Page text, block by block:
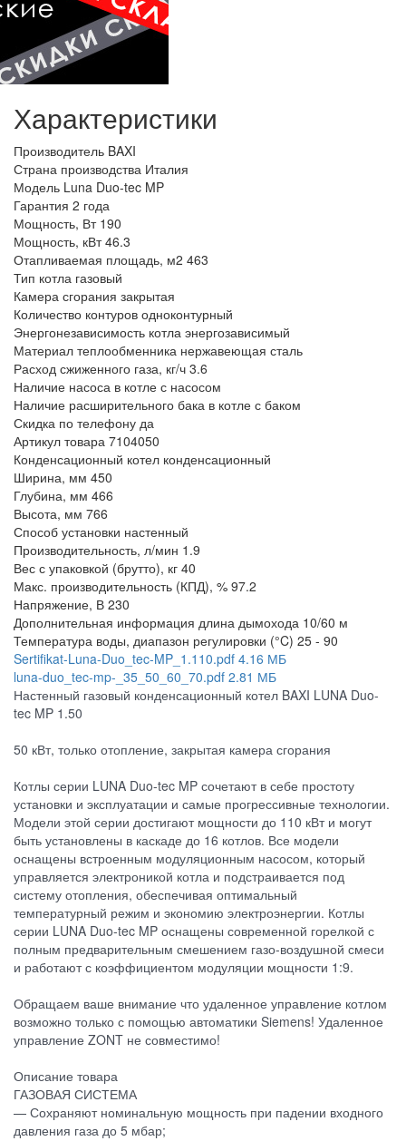
Характеристики
Производитель BAXI
Страна производства Италия
Модель Luna Duo-tec MP
Гарантия 2 года
Мощность, Вт 190
Мощность, кВт 46.3
Отапливаемая площадь, м2 463
Тип котла газовый
Камера сгорания закрытая
Количество контуров одноконтурный
Энергонезависимость котла энергозависимый
Материал теплообменника нержавеющая сталь
Расход сжиженного газа, кг/ч 3.6
Наличие насоса в котле с насосом
Наличие расширительного бака в котле с баком
Скидка по телефону да
Артикул товара 7104050
Конденсационный котел конденсационный
Ширина, мм 450
Глубина, мм 466
Высота, мм 766
Способ установки настенный
Производительность, л/мин 1.9
Вес с упаковкой (брутто), кг 40
Макс. производительность (КПД), % 97.2
Напряжение, В 230
Дополнительная информация длина дымохода 10/60 м
Температура воды, диапазон регулировки (°C) 25 - 90
Sertifikat-Luna-Duo_tec-MP_1.110.pdf 4.16 МБ
luna-duo_tec-mp-_35_50_60_70.pdf 2.81 МБ
Настенный газовый конденсационный котел BAXI LUNA Duo-
tec MP 1.50
50 кВт, только отопление, закрытая камера сгорания
Котлы серии LUNA Duo-tec MP сочетают в себе простоту
установки и эксплуатации и самые прогрессивные технологии.
Модели этой серии достигают мощности до 110 кВт и могут
быть установлены в каскаде до 16 котлов. Все модели
оснащены встроенным модуляционным насосом, который
управляется электроникой котла и подстраивается под
систему отопления, обеспечивая оптимальный
температурный режим и экономию электроэнергии. Котлы
серии LUNA Duo-tec MP оснащены современной горелкой с
полным предварительным смешением газо-воздушной смеси
и работают с коэффициентом модуляции мощности 1:9.
Обращаем ваше внимание что удаленное управление котлом
возможно только с помощью автоматики Siemens! Удаленное
управление ZONT не совместимо!
Описание товара
ГАЗОВАЯ СИСТЕМА
— Сохраняют номинальную мощность при падении входного
давления газа до 5 мбар;